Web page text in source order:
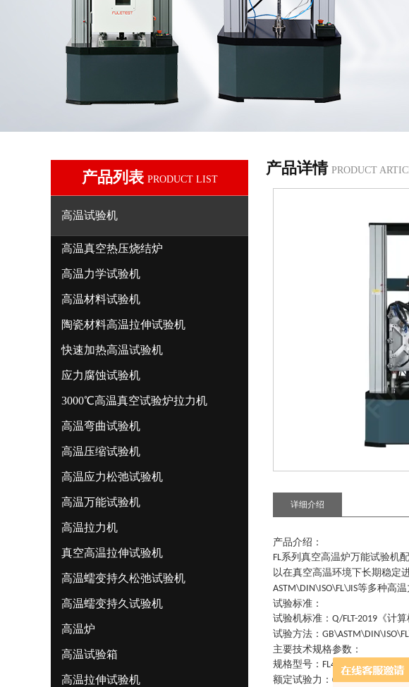
产品列表 PRODUCT LIST
高温试验机
高温真空热压烧结炉
高温力学试验机
高温材料试验机
陶瓷材料高温拉伸试验机
快速加热高温试验机
应力腐蚀试验机
3000℃高温真空试验炉拉力机
高温弯曲试验机
高温压缩试验机
高温应力松弛试验机
高温万能试验机
高温拉力机
真空高温拉伸试验机
高温蠕变持久松弛试验机
高温蠕变持久试验机
高温炉
高温试验箱
高温拉伸试验机
产品详情 PRODUCT
详细介绍
产品介绍：
FL系列 真空高温炉万能试验机
以在真空高温环境下长期稳定
ASTM\DIN\ISO\FL\JIS等多种高
试验标准：
试验机标准 ： Q/FLT-2019 《计
试验方法 ：
主要技术规格参数 ：
规格型号 ： FL4204GLZ，
额定试验力 ： 0-20KN，0-100KN